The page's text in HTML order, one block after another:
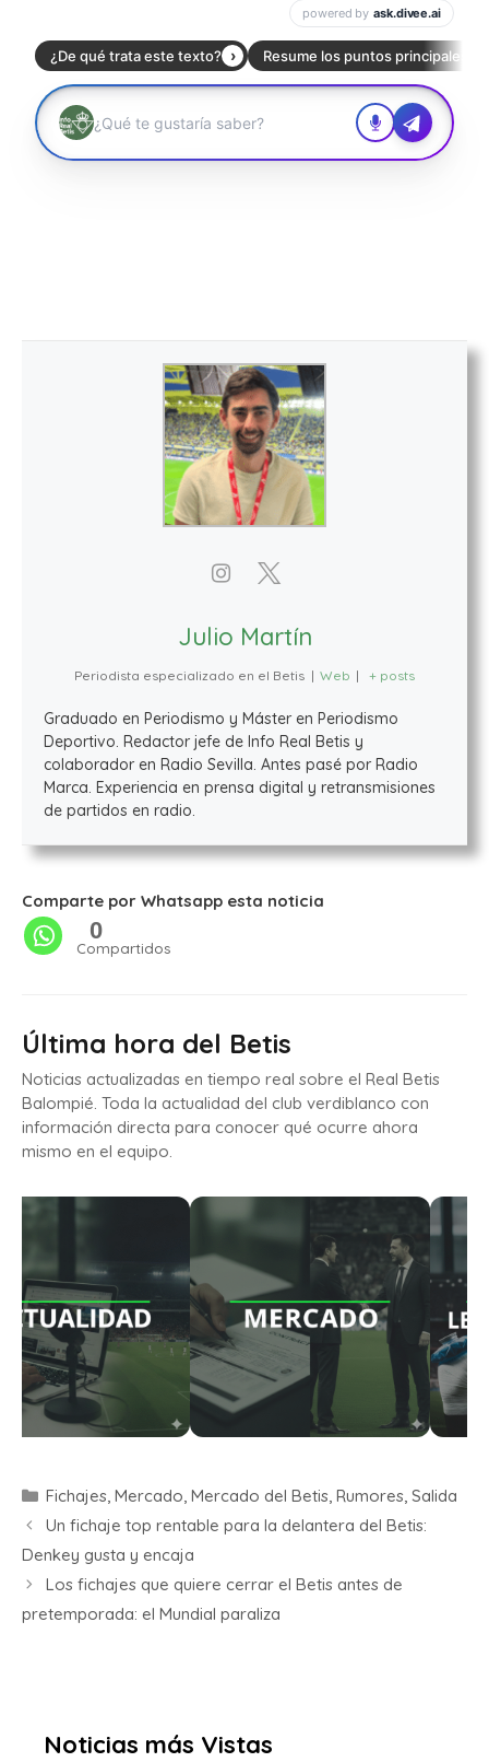
Julio Martín
Periodista especializado en el Betis | Web | + posts
Graduado en Periodismo y Máster en Periodismo
Deportivo. Redactor jefe de Info Real Betis y
colaborador en Radio Sevilla. Antes pasé por Radio
Marca. Experiencia en prensa digital y retransmisiones
de partidos en radio.
Comparte por Whatsapp esta noticia
0
Compartidos
Última hora del Betis
Noticias actualizadas en tiempo real sobre el Real Betis
Balompié. Toda la actualidad del club verdiblanco con
información directa para conocer qué ocurre ahora
mismo en el equipo.
Fichajes, Mercado, Mercado del Betis, Rumores, Salida
Un fichaje top rentable para la delantera del Betis:
Denkey gusta y encaja
Los fichajes que quiere cerrar el Betis antes de
pretemporada: el Mundial paraliza
Noticias más Vistas